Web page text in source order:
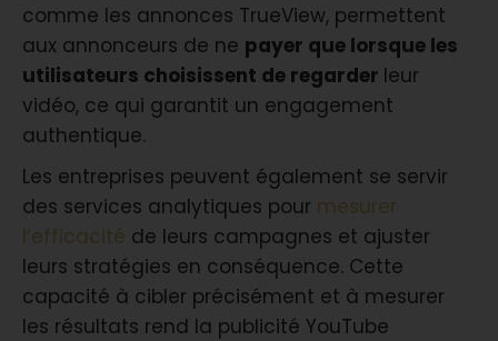
comme les annonces TrueView, permettent
aux annonceurs de ne payer que lorsque les
utilisateurs choisissent de regarder leur
vidéo, ce qui garantit un engagement
authentique.
Les entreprises peuvent également se servir
des services analytiques pour mesurer
l’efficacité de leurs campagnes et ajuster
leurs stratégies en conséquence. Cette
capacité à cibler précisément et à mesurer
les résultats rend la publicité YouTube